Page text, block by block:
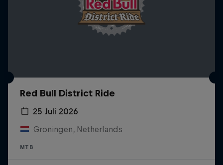
Red Bull District Ride
25 Juli 2026
Groningen, Netherlands
MTB